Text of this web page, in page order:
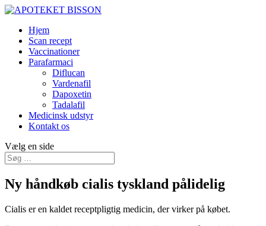
Hjem
Scan recept
Vaccinationer
Parafarmaci
Diflucan
Vardenafil
Dapoxetin
Tadalafil
Medicinsk udstyr
Kontakt os
Vælg en side
Ny håndkøb cialis tyskland pålidelig
Cialis er en kaldet receptpligtig medicin, der virker på købet.